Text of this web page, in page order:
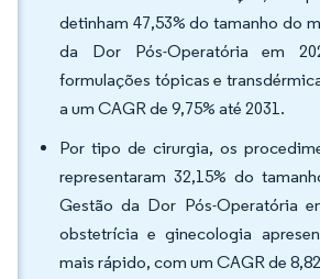
detinham 47,53% do tamanho do
da Dor Pós-Operatória em
formulações tópicas e
a um CAGR de 9,75% até 2031.
Por tipo de cirurgia, os
representaram 32,15% do
Gestão da Dor Pós-Operatória
obstetrícia e ginecologia
mais rápido, com um CAGR de